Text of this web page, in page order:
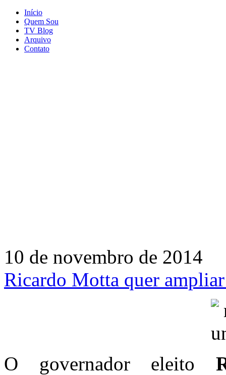
Início
Quem Sou
TV Blog
Arquivo
Contato
10 de novembro de 2014
Ricardo Motta quer ampliar
O governador eleito